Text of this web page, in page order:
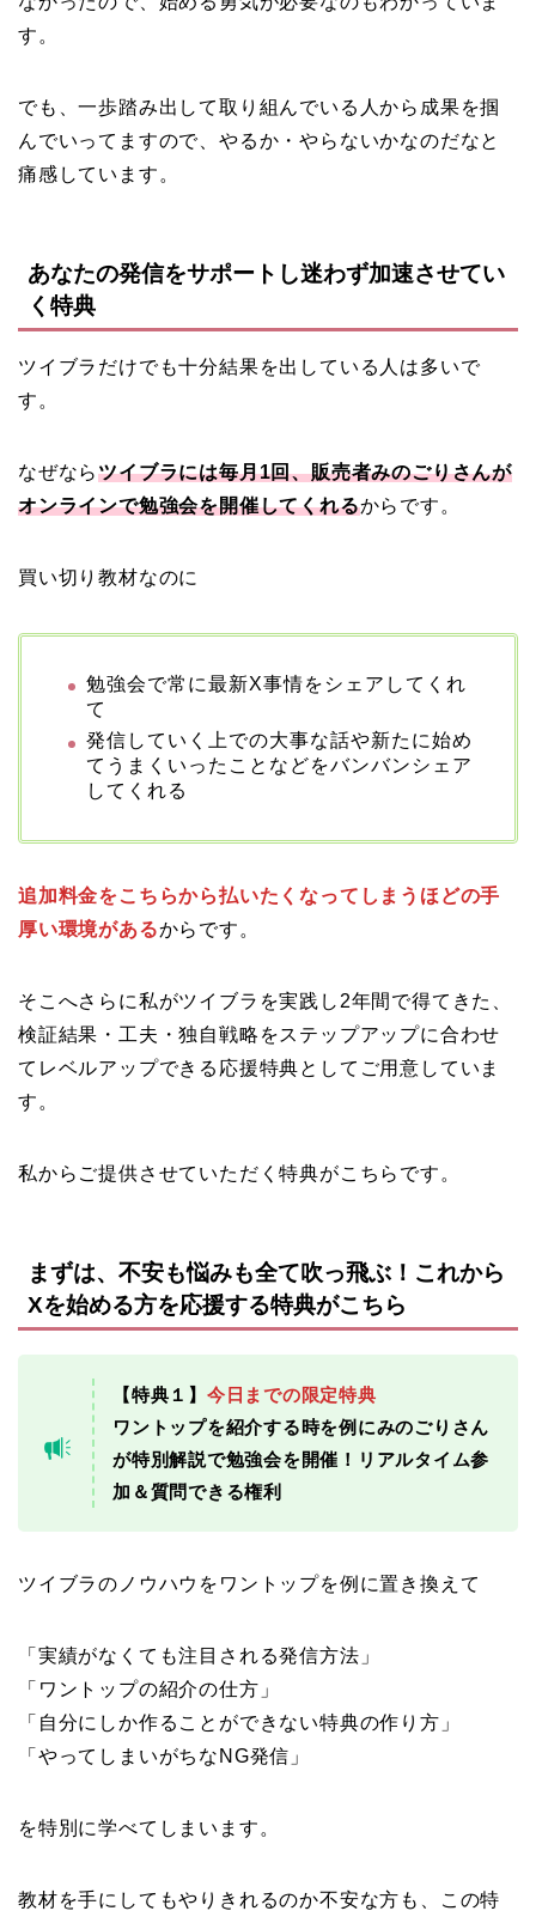
す。
でも、一歩踏み出して取り組んでいる人から成果を掴
んでいってますので、やるか・やらないかなのだなと
痛感しています。
あなたの発信をサポートし迷わず加速させてい
く特典
ツイブラだけでも十分結果を出している人は多いで
す。
なぜならツイブラには毎月1回、販売者みのごりさんが
オンラインで勉強会を開催してくれるからです。
買い切り教材なのに
勉強会で常に最新X事情をシェアしてくれ
て
発信していく上での大事な話や新たに始め
てうまくいったことなどをバンバンシェア
してくれる
追加料金をこちらから払いたくなってしまうほどの手
厚い環境があるからです。
そこへさらに私がツイブラを実践し2年間で得てきた、
検証結果・工夫・独自戦略をステップアップに合わせ
てレベルアップできる応援特典としてご用意していま
す。
私からご提供させていただく特典がこちらです。
まずは、不安も悩みも全て吹っ飛ぶ！これから
Xを始める方を応援する特典がこちら
【特典１】 今日までの限定特典
ワントップを紹介する時を例にみのごりさん
が特別解説で勉強会を開催！リアルタイム参
加＆質問できる権利
ツイブラのノウハウをワントップを例に置き換えて
「実績がなくても注目される発信方法」
「ワントップの紹介の仕方」
「自分にしか作ることができない特典の作り方」
「やってしまいがちなNG発信」
を特別に学べてしまいます。
教材を手にしてもやりきれるのか不安な方も、この特